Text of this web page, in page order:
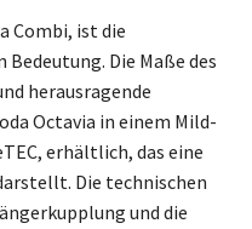
Combi, ist die
Die Maße des
herausragende
Octavia in einem Mild-
erhältlich, das eine
Die technischen
und die